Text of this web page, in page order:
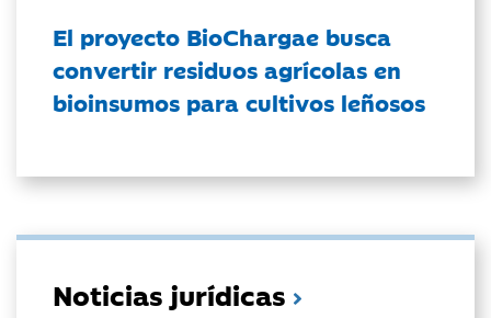
El proyecto BioChargae busca
convertir residuos agrícolas en
bioinsumos para cultivos leñosos
Noticias jurídicas